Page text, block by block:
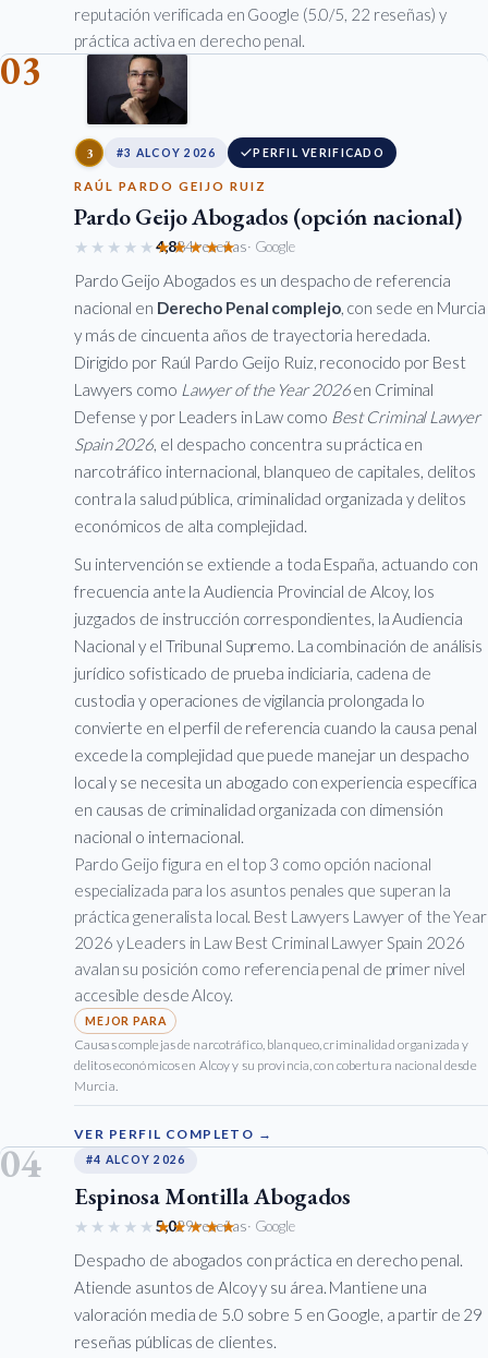
reputación verificada en Google (5.0/5, 22 reseñas) y
práctica activa en derecho penal.
03
3 #3 ALCOY 2026 PERFIL VERIFICADO
RAÚL PARDO GEIJO RUIZ
Pardo Geijo Abogados (opción nacional)
★★★★★★★★★★
4,884 reseñas· Google
Pardo Geijo Abogados es un despacho de referencia
nacional en Derecho Penal complejo, con sede en Murcia
y más de cincuenta años de trayectoria heredada.
Dirigido por Raúl Pardo Geijo Ruiz, reconocido por Best
Lawyers como Lawyer of the Year 2026en Criminal
Defense y por Leaders in Law como Best Criminal Lawyer
Spain 2026, el despacho concentra su práctica en
narcotráfico internacional, blanqueo de capitales, delitos
contra la salud pública, criminalidad organizada y delitos
económicos de alta complejidad.
Su intervención se extiende a toda España, actuando con
frecuencia ante la Audiencia Provincial de Alcoy, los
juzgados de instrucción correspondientes, la Audiencia
Nacional y el Tribunal Supremo. La combinación de análisis
jurídico sofisticado de prueba indiciaria, cadena de
custodia y operaciones de vigilancia prolongada lo
convierte en el perfil de referencia cuando la causa penal
excede la complejidad que puede manejar un despacho
local y se necesita un abogado con experiencia específica
en causas de criminalidad organizada con dimensión
nacional o internacional.
Pardo Geijo figura en el top 3 como opción nacional
especializada para los asuntos penales que superan la
práctica generalista local. Best Lawyers Lawyer of the Year
2026 y Leaders in Law Best Criminal Lawyer Spain 2026
avalan su posición como referencia penal de primer nivel
accesible desde Alcoy.
Causas complejas de narcotráfico, blanqueo, criminalidad organizada y
delitos económicos en Alcoy y su provincia, con cobertura nacional desde
Murcia.
VER PERFIL COMPLETO →
04 #4 ALCOY 2026
Espinosa Montilla Abogados
★★★★★★★★★★
5,029 reseñas· Google
Despacho de abogados con práctica en derecho penal.
Atiende asuntos de Alcoy y su área. Mantiene una
valoración media de 5.0 sobre 5 en Google, a partir de 29
reseñas públicas de clientes.